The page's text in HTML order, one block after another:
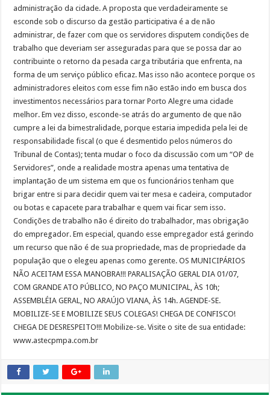
administração da cidade. A proposta que verdadeiramente se
esconde sob o discurso da gestão participativa é a de não
administrar, de fazer com que os servidores disputem condições de
trabalho que deveriam ser asseguradas para que se possa dar ao
contribuinte o retorno da pesada carga tributária que enfrenta, na
forma de um serviço público eficaz. Mas isso não acontece porque os
administradores eleitos com esse fim não estão indo em busca dos
investimentos necessários para tornar Porto Alegre uma cidade
melhor. Em vez disso, esconde-se atrás do argumento de que não
cumpre a lei da bimestralidade, porque estaria impedida pela lei de
responsabilidade fiscal (o que é desmentido pelos números do
Tribunal de Contas); tenta mudar o foco da discussão com um “OP de
Servidores”, onde a realidade mostra apenas uma tentativa de
implantação de um sistema em que os funcionários tenham que
brigar entre si para decidir quem vai ter mesa e cadeira, computador
ou botas e capacete para trabalhar e quem vai ficar sem isso.
Condições de trabalho não é direito do trabalhador, mas obrigação
do empregador. Em especial, quando esse empregador está gerindo
um recurso que não é de sua propriedade, mas de propriedade da
população que o elegeu apenas como gerente. OS MUNICIPÁRIOS
NÃO ACEITAM ESSA MANOBRA!!! PARALISAÇÃO GERAL DIA 01/07,
COM GRANDE ATO PÚBLICO, NO PAÇO MUNICIPAL, ÀS 10h;
ASSEMBLÉIA GERAL, NO ARAÚJO VIANA, ÀS 14h. AGENDE-SE.
MOBILIZE-SE E MOBILIZE SEUS COLEGAS! CHEGA DE CONFISCO!
CHEGA DE DESRESPEITO!!! Mobilize-se. Visite o site de sua entidade:
www.astecpmpa.com.br